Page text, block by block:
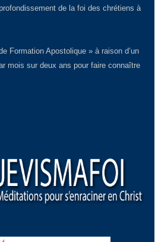
de la foi des chrétiens à
Formation Apostolique » à raison d’un
mois sur deux ans pour faire connaître